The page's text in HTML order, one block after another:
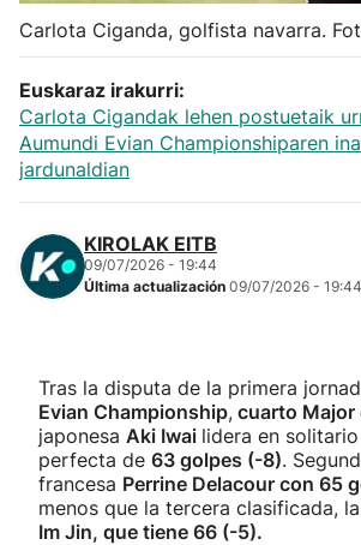
Carlota Ciganda, golfista navarra.
Euskaraz irakurri:
Carlota Cigandak lehen postuetaik
Aumundi Evian Championshiparen
jardunaldian
KIROLAK EITB
09/07/2026 - 19:44
Última actualización 09/07/2026 - 19:44
Tras la disputa de la primera
Evian Championship, cuarto Major
japonesa Aki Iwai lidera en
perfecta de 63 golpes (-8).
francesa Perrine Delacour con 65
menos que la tercera clasificada,
Im Jin, que tiene 66 (-5).